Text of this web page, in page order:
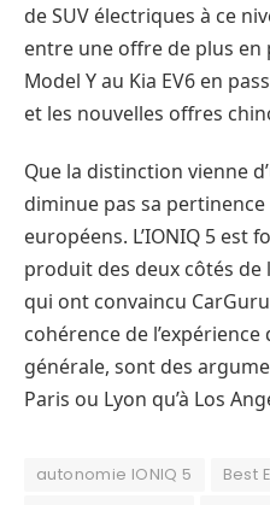
de SUV électriques à ce
entre une offre de plus en
Model Y au Kia EV6 en
et les nouvelles offres
Que la distinction vienne
diminue pas sa
européens. L’IONIQ 5 est
produit des deux côtés
qui ont convaincu
cohérence de
générale, sont des
Paris ou Lyon qu’à Los
autonomie IONIQ 5
Best